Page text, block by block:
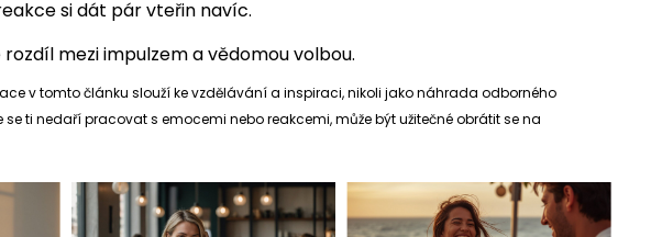
si dát pár vteřin navíc.
mezi impulzem a vědomou volbou.
v tomto článku slouží ke vzdělávání a inspiraci, nikoli jako náhrada odborného
se ti nedaří pracovat s emocemi nebo reakcemi, může být užitečné obrátit se na